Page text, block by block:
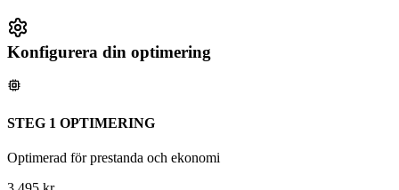
Konfigurera din optimering
STEG 1 OPTIMERING
Optimerad för prestanda och ekonomi